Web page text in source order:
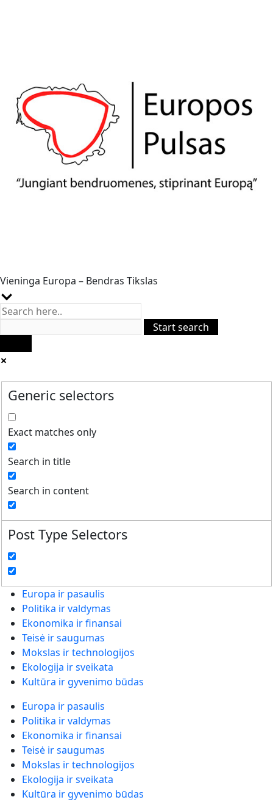
Vieninga Europa – Bendras Tikslas
Generic selectors
Exact matches only
Search in title
Search in content
Post Type Selectors
Europa ir pasaulis
Politika ir valdymas
Ekonomika ir finansai
Teisė ir saugumas
Mokslas ir technologijos
Ekologija ir sveikata
Kultūra ir gyvenimo būdas
Europa ir pasaulis
Politika ir valdymas
Ekonomika ir finansai
Teisė ir saugumas
Mokslas ir technologijos
Ekologija ir sveikata
Kultūra ir gyvenimo būdas